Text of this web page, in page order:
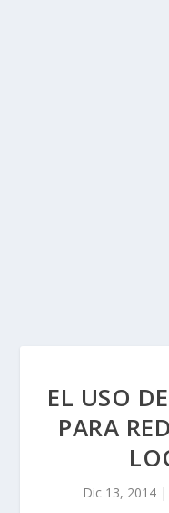
EL USO
PARA
Dic 13, 2014 |